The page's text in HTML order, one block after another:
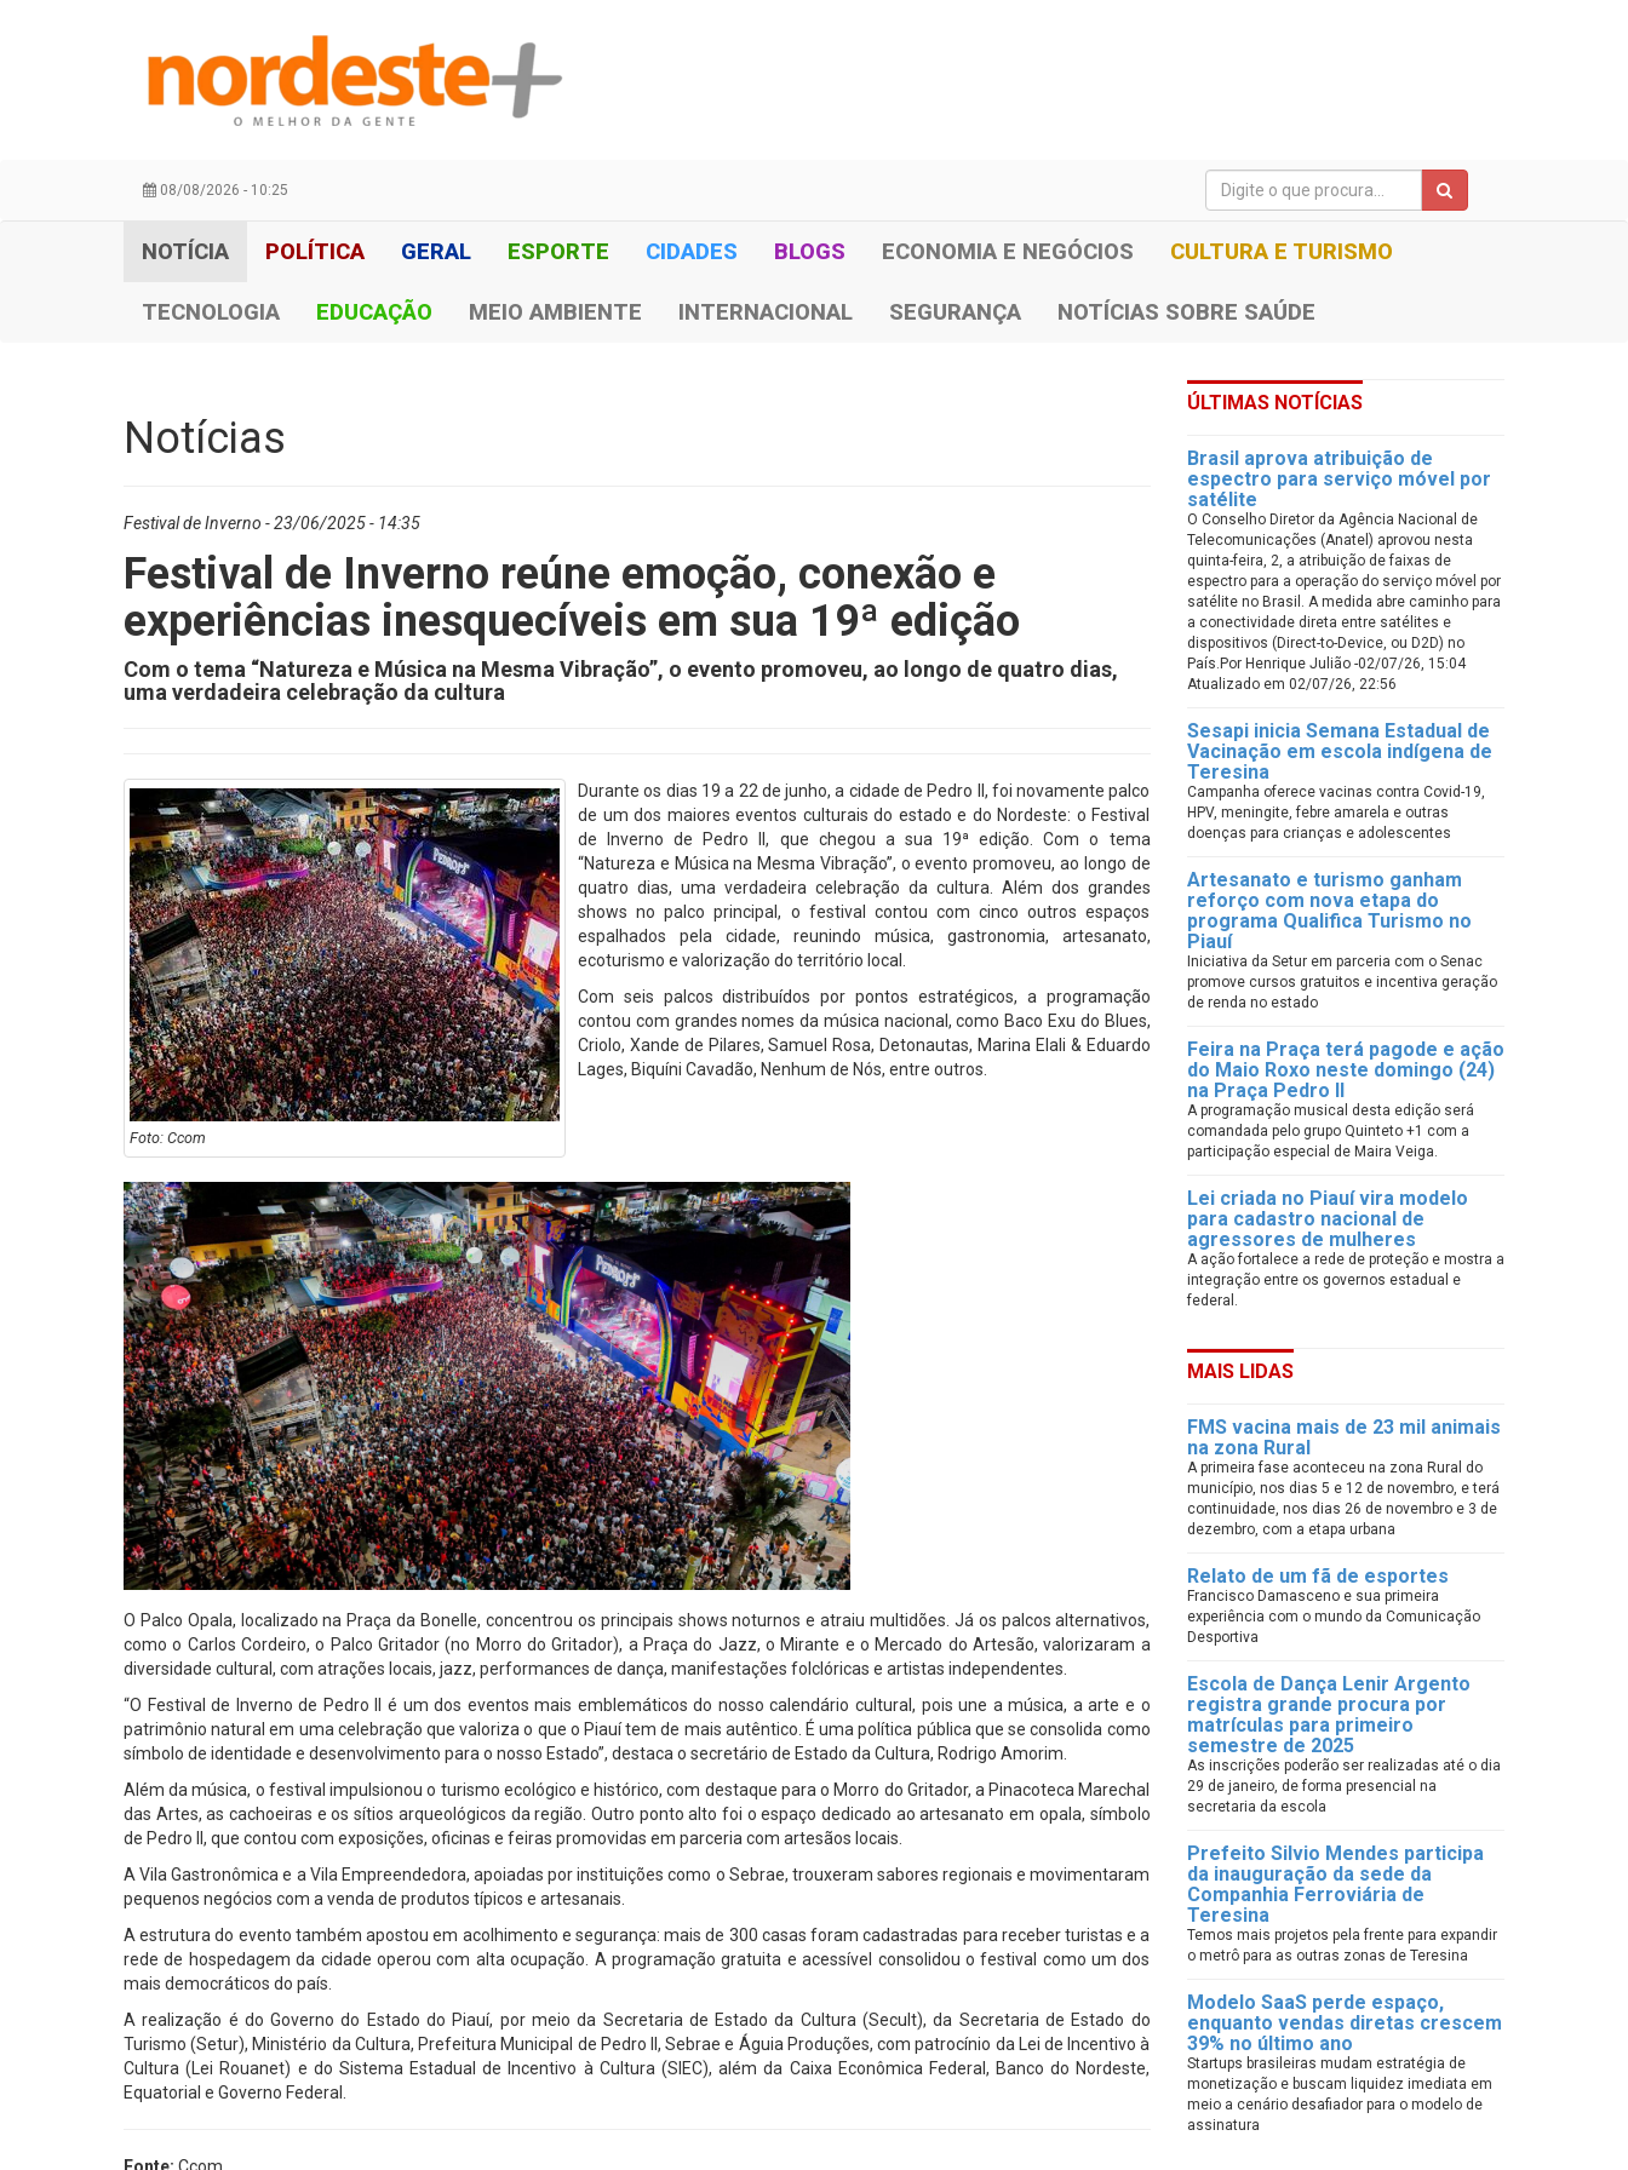
08/08/2026 - 10:25
NOTÍCIA POLÍTICA GERAL ESPORTE CIDADES BLOGS ECONOMIA E NEGÓCIOS CULTURA E TURISMO
TECNOLOGIA EDUCAÇÃO MEIO AMBIENTE INTERNACIONAL SEGURANÇA NOTÍCIAS SOBRE SAÚDE
Notícias
Festival de Inverno - 23/06/2025 - 14:35
Festival de Inverno reúne emoção, conexão e
experiências inesquecíveis em sua 19ª edição
Com o tema “Natureza e Música na Mesma Vibração”, o evento promoveu, ao longo de quatro dias,
uma verdadeira celebração da cultura
Foto: Ccom
Durante os dias 19 a 22 de junho, a cidade de Pedro II, foi novamente palco
de um dos maiores eventos culturais do estado e do Nordeste: o Festival
de Inverno de Pedro II, que chegou a sua 19ª edição. Com o tema
“Natureza e Música na Mesma Vibração”, o evento promoveu, ao longo de
quatro dias, uma verdadeira celebração da cultura. Além dos grandes
shows no palco principal, o festival contou com cinco outros espaços
espalhados pela cidade, reunindo música, gastronomia, artesanato,
ecoturismo e valorização do território local.
Com seis palcos distribuídos por pontos estratégicos, a programação
contou com grandes nomes da música nacional, como Baco Exu do Blues,
Criolo, Xande de Pilares, Samuel Rosa, Detonautas, Marina Elali & Eduardo
Lages, Biquíni Cavadão, Nenhum de Nós, entre outros.
O Palco Opala, localizado na Praça da Bonelle, concentrou os principais shows noturnos e atraiu multidões. Já os palcos alternativos,
como o Carlos Cordeiro, o Palco Gritador (no Morro do Gritador), a Praça do Jazz, o Mirante e o Mercado do Artesão, valorizaram a
diversidade cultural, com atrações locais, jazz, performances de dança, manifestações folclóricas e artistas independentes.
“O Festival de Inverno de Pedro II é um dos eventos mais emblemáticos do nosso calendário cultural, pois une a música, a arte e o
patrimônio natural em uma celebração que valoriza o que o Piauí tem de mais autêntico. É uma política pública que se consolida como
símbolo de identidade e desenvolvimento para o nosso Estado”, destaca o secretário de Estado da Cultura, Rodrigo Amorim.
Além da música, o festival impulsionou o turismo ecológico e histórico, com destaque para o Morro do Gritador, a Pinacoteca Marechal
das Artes, as cachoeiras e os sítios arqueológicos da região. Outro ponto alto foi o espaço dedicado ao artesanato em opala, símbolo
de Pedro II, que contou com exposições, oficinas e feiras promovidas em parceria com artesãos locais.
A Vila Gastronômica e a Vila Empreendedora, apoiadas por instituições como o Sebrae, trouxeram sabores regionais e movimentaram
pequenos negócios com a venda de produtos típicos e artesanais.
A estrutura do evento também apostou em acolhimento e segurança: mais de 300 casas foram cadastradas para receber turistas e a
rede de hospedagem da cidade operou com alta ocupação. A programação gratuita e acessível consolidou o festival como um dos
mais democráticos do país.
A realização é do Governo do Estado do Piauí, por meio da Secretaria de Estado da Cultura (Secult), da Secretaria de Estado do
Turismo (Setur), Ministério da Cultura, Prefeitura Municipal de Pedro II, Sebrae e Águia Produções, com patrocínio da Lei de Incentivo à
Cultura (Lei Rouanet) e do Sistema Estadual de Incentivo à Cultura (SIEC), além da Caixa Econômica Federal, Banco do Nordeste,
Equatorial e Governo Federal.
ÚLTIMAS NOTÍCIAS
Brasil aprova atribuição de
espectro para serviço móvel por
satélite
O Conselho Diretor da Agência Nacional de
Telecomunicações (Anatel) aprovou nesta
quinta-feira, 2, a atribuição de faixas de
espectro para a operação do serviço móvel por
satélite no Brasil. A medida abre caminho para
a conectividade direta entre satélites e
dispositivos (Direct-to-Device, ou D2D) no
País.Por Henrique Julião -02/07/26, 15:04
Atualizado em 02/07/26, 22:56
Sesapi inicia Semana Estadual de
Vacinação em escola indígena de
Teresina
Campanha oferece vacinas contra Covid-19,
HPV, meningite, febre amarela e outras
doenças para crianças e adolescentes
Artesanato e turismo ganham
reforço com nova etapa do
programa Qualifica Turismo no
Piauí
Iniciativa da Setur em parceria com o Senac
promove cursos gratuitos e incentiva geração
de renda no estado
Feira na Praça terá pagode e ação
do Maio Roxo neste domingo (24)
na Praça Pedro II
A programação musical desta edição será
comandada pelo grupo Quinteto +1 com a
participação especial de Maira Veiga.
Lei criada no Piauí vira modelo
para cadastro nacional de
agressores de mulheres
A ação fortalece a rede de proteção e mostra a
integração entre os governos estadual e
federal.
MAIS LIDAS
FMS vacina mais de 23 mil animais
na zona Rural
A primeira fase aconteceu na zona Rural do
município, nos dias 5 e 12 de novembro, e terá
continuidade, nos dias 26 de novembro e 3 de
dezembro, com a etapa urbana
Relato de um fã de esportes
Francisco Damasceno e sua primeira
experiência com o mundo da Comunicação
Desportiva
Escola de Dança Lenir Argento
registra grande procura por
matrículas para primeiro
semestre de 2025
As inscrições poderão ser realizadas até o dia
29 de janeiro, de forma presencial na
secretaria da escola
Prefeito Silvio Mendes participa
da inauguração da sede da
Companhia Ferroviária de
Teresina
Temos mais projetos pela frente para expandir
o metrô para as outras zonas de Teresina
Modelo SaaS perde espaço,
enquanto vendas diretas crescem
39% no último ano
Startups brasileiras mudam estratégia de
monetização e buscam liquidez imediata em
meio a cenário desafiador para o modelo de
assinatura